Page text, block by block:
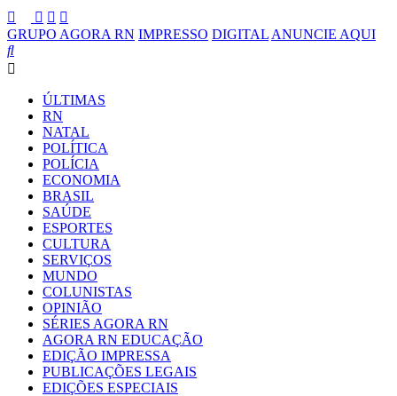
GRUPO AGORA RN IMPRESSO DIGITAL ANUNCIE AQUI
ÚLTIMAS
RN
NATAL
POLÍTICA
POLÍCIA
ECONOMIA
BRASIL
SAÚDE
ESPORTES
CULTURA
SERVIÇOS
MUNDO
COLUNISTAS
OPINIÃO
SÉRIES AGORA RN
AGORA RN EDUCAÇÃO
EDIÇÃO IMPRESSA
PUBLICAÇÕES LEGAIS
EDIÇÕES ESPECIAIS